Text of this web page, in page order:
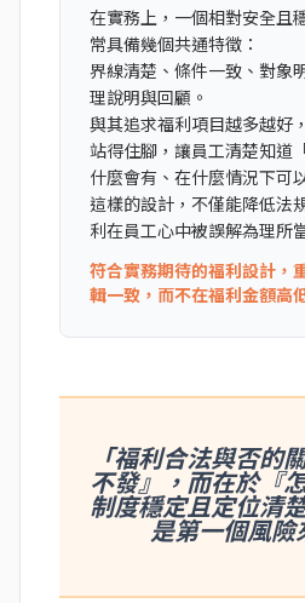
在實務上，一個相對安全且
常具備幾個共通特徵：
界線清楚、條件一致、對象
理說明與回顧。
與其追求福利項目越多越好
站得住腳，讓員工清楚知道
什麼會有、在什麼情況下可
這樣的設計，不僅能降低法
利在員工心中被誤解為理所
符合實務期待的福利設計，
輯一致，而不在福利金額高
「福利合法與否的
不發』，而在於『
制度穩定且定位清
是第一個風險